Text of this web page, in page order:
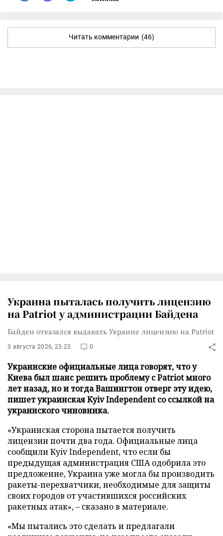
Читать комментарии (46)
Украина пыталась получить лицензию
на Patriot у администрации Байдена
Байден отказался выдавать Украине лицензию на Patriot
3 августа 2026, 23:23 0
Украинские официальные лица говорят, что у
Киева был шанс решить проблему с Patriot много
лет назад, но и тогда Вашингтон отверг эту идею,
пишет украинская Kyiv Independent со ссылкой на
украинского чиновника.
«Украинская сторона пытается получить
лицензии почти два года. Официальные лица
сообщили Kyiv Independent, что если бы
предыдущая администрация США одобрила это
предложение, Украина уже могла бы производить
ракеты-перехватчики, необходимые для защиты
своих городов от участившихся российских
ракетных атак», – сказано в материале.
«Мы пытались это сделать и предлагали